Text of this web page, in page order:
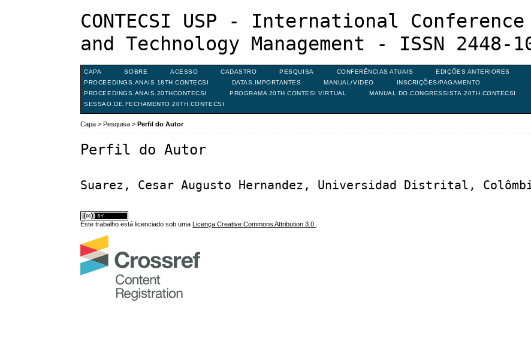
CONTECSI USP - International
and Technology Management - ISSN 2448-
CAPA SOBRE ACESSO CADASTRO PESQUISA CONFERÊNCIAS ATUAIS EDIÇÕES ANTERIORES
PROCEEDINGS.ANAIS 18TH CONTECSI
DATAS.IMPORTANTES MANUAL/VIDEO
INSCRIÇÕES/PAGAMENTO
PROCEEDINGS.ANAIS.20THCONTECSI
PROGRAMA 20TH CONTESI VIRTUAL
MANUAL.DO.CONGRESSISTA.20TH.CONTECSI
SESSAO.DE.FECHAMENTO.20TH.CONTECSI
Capa >Pesquisa >Perfil do Autor
Perfil do Autor
Suarez, Cesar Augusto Hernandez, Universidad Distrital,
Este trabalho está licenciado sob uma Licença Creative Commons Attribution 3.0